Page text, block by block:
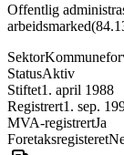
Offentlig
arbeidsmarked(
Sektor
StatusAktiv
Stiftet1. april 1988
Registrert1. sep.
MVA-registrertJa
Foretaksregisteret